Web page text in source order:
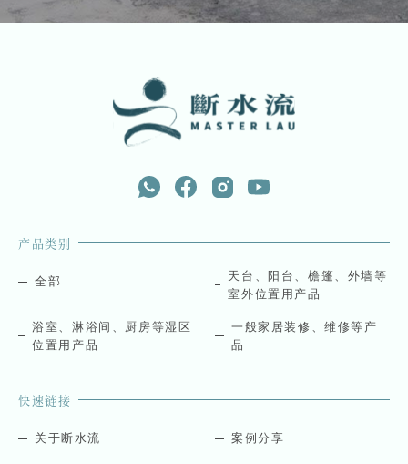
产品类别
全部
天台、阳台、檐篷、外墙等
室外位置用产品
浴室、淋浴间、厨房等湿区
位置用产品
一般家居装修、维修等产
品
快速链接
关于断水流 案例分享